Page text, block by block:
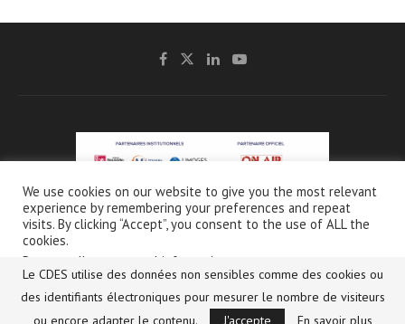
@2021 - CDES -Mentions légales & Crédits- Charte de protection et d’utilisation
des données personnelles
We use cookies on our website to give you the most relevant
experience by remembering your preferences and repeat
visits. By clicking “Accept”, you consent to the use of ALL the
cookies.
Do not sell my personal information
Réglages des cookies Accepter
Le CDES utilise des données non sensibles comme des cookies ou
des identifiants électroniques pour mesurer le nombre de visiteurs
ou encore adapter le contenu.
J'accepte En savoir plus
Français( French) English